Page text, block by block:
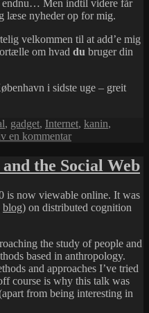
endnu… Men indtil videre får
læse nyheder op for mig.
velkommen til at add’e mig
om hvad du bruger din
i sidste uge – greit
, gadget, Internet, kanin,
en kommentartil
the Social Web
is now viewable online. It was
blog) on distributed cognition
the study of people and
based in anthropology.
and approaches I’ve tried
course is why this talk was
from being interesting in